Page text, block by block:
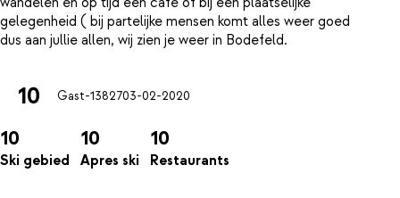
gelegenheid ( bij partelijke mensen komt alles weer goed
10 Gast-1382703-02-2020
10
Ski gebied
10
Apres ski
10
Restaurants